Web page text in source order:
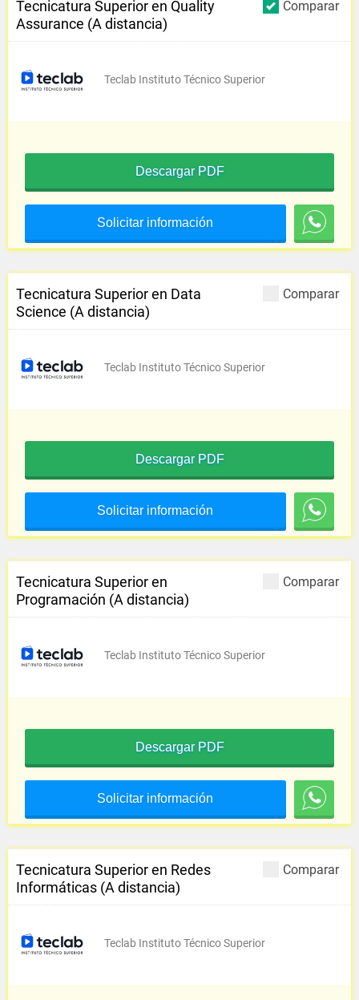
Comparar
Tecnicatura Superior en Quality
Assurance (A distancia)
Teclab Instituto Técnico Superior
Descargar PDF
Solicitar información
Comparar
Tecnicatura Superior en Data
Science (A distancia)
Teclab Instituto Técnico Superior
Descargar PDF
Solicitar información
Comparar
Tecnicatura Superior en
Programación (A distancia)
Teclab Instituto Técnico Superior
Descargar PDF
Solicitar información
Comparar
Tecnicatura Superior en Redes
Informáticas (A distancia)
Teclab Instituto Técnico Superior